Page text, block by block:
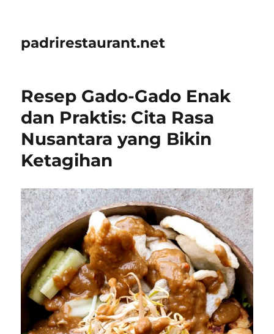
padrirestaurant.net
Resep Gado-Gado Enak
dan Praktis: Cita Rasa
Nusantara yang Bikin
Ketagihan